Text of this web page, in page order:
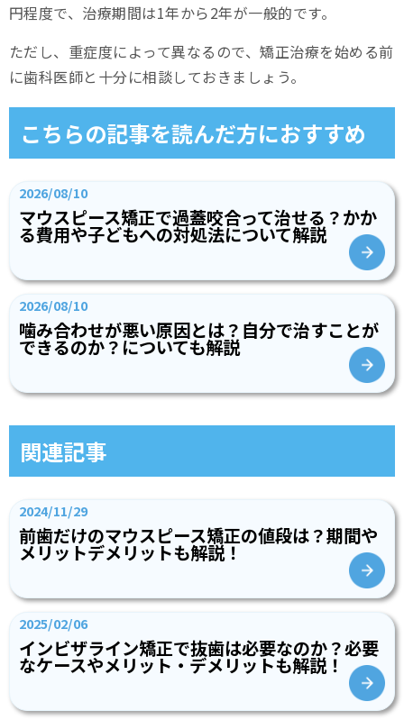
円程度で、治療期間は1年から2年が一般的です。
ただし、重症度によって異なるので、矯正治療を始める前
に歯科医師と十分に相談しておきましょう。
こちらの記事を読んだ方におすすめ
2026/08/10
マウスピース矯正で過蓋咬合って治せる？かか
る費用や子どもへの対処法について解説
2026/08/10
噛み合わせが悪い原因とは？自分で治すことが
できるのか？についても解説
関連記事
2024/11/29
前歯だけのマウスピース矯正の値段は？期間や
メリットデメリットも解説！
2025/02/06
インビザライン矯正で抜歯は必要なのか？必要
なケースやメリット・デメリットも解説！